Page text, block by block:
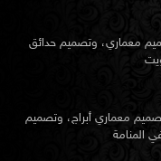
معماري، وتصميم حدائق
معماري أبراج، وتصميم